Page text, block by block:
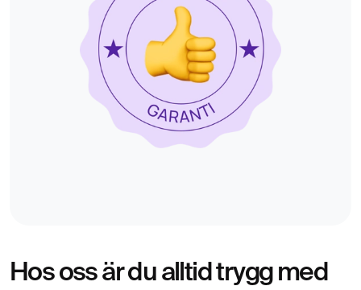
Hos oss är du alltid trygg med